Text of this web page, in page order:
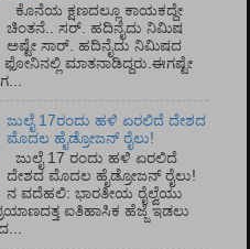
ಕೊನೆಯ ಕ್ಷಣದಲ್ಲೂ ಕಾಯಕದ್ದೇ
ಚಿಂತನೆ.. ಸರ್.‌ ಹದಿನೈದು ನಿಮಿಷ
ಅಷ್ಟೇ ಸಾರ್.‌ ಹದಿನೈದು ನಿಮಿಷದ
ಮಾತನಾಡಿದ್ದರು.ಈಗಷ್ಟೇ
ಜುಲೈ 17ರಂದು ಹಳಿ ಏರಲಿದೆ ದೇಶದ
ಮೊದಲ ಹೈಡ್ರೋಜನ್ ರೈಲು!
ಜುಲೈ 17 ರಂದು ಹಳಿ ಏರಲಿದೆ
ದೇಶದ ಮೊದಲ ಹೈಡ್ರೋಜನ್ ರೈಲು!
ನ ವದೆಹಲಿ: ಭಾರತೀಯ ರೈಲ್ವೆಯು
ಐತಿಹಾಸಿಕ ಹೆಜ್ಜೆ ಇಡಲು